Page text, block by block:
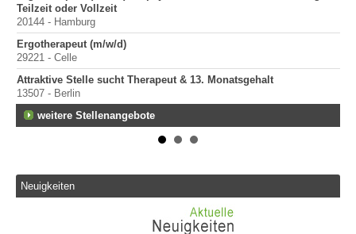
Teilzeit oder Vollzeit
20144 - Hamburg
Ergotherapeut (m/w/d)
29221 - Celle
Attraktive Stelle sucht Therapeut & 13. Monatsgehalt
13507 - Berlin
weitere Stellenangebote
Neuigkeiten